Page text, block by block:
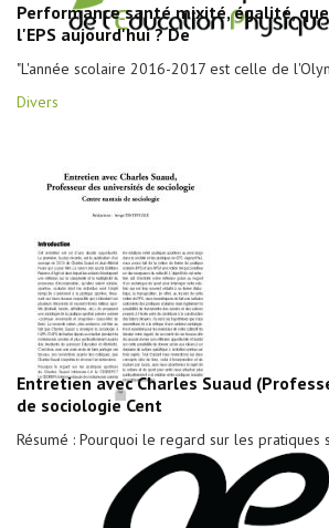
Performance santé mixité, égalité,
l'EPS aujourd'hui ? De
"L'année scolaire 2016-2017 est celle de
Divers
Entretien avec Charles Suaud
de sociologie Cent
Résumé : Pourquoi le regard sur les pratiques